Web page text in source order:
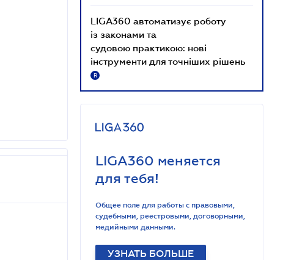
LIGA360 автоматизує роботу
із законами та
судовою практикою: нові
інструменти для точніших рішень
R
LIGA360 меняется
для тебя!
Общее поле для работы с правовыми,
судебными, реестровыми, договорными,
медийными данными.
УЗНАТЬ БОЛЬШЕ